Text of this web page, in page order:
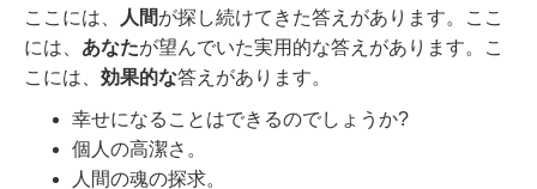
ここには、 人間が探し続けてきた答えがあります。ここ
には、 あなたが望んでいた実用的な答えがあります。こ
こには、 効果的な答えがあります。
幸せになることはできるのでしょうか?
個人の高潔さ。
人間の魂の探求。